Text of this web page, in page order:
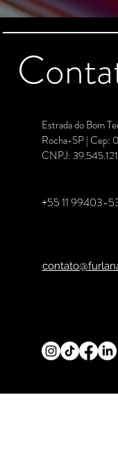
Estrada do Bom
Rocha-SP |
CNPJ:
+55 11 99403-